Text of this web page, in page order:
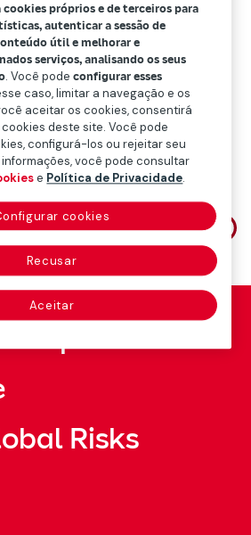
em
Mapfre
Risks
próprios e de terceiros para
autenticar a sessão de
útil e melhorar e
serviços, analisando os seus
. Você podeconfigurar esses
caso, limitar a navegação e os
aceitar os cookies, consentirá
deste site. Você pode
configurá-los ou rejeitar seu
você pode consultar
e Política de Privacidade.
cookies
Recusar
Aceitar